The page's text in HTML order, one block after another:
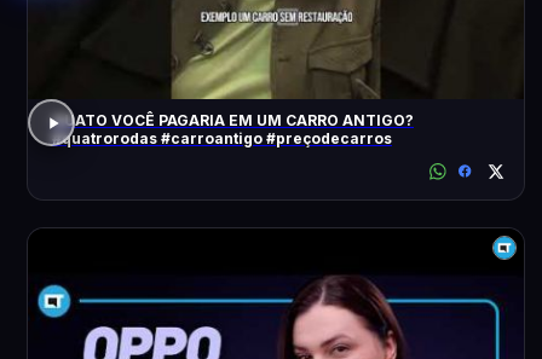
QUATO VOCÊ PAGARIA EM UM CARRO ANTIGO?
#quatrorodas #carroantigo #preçodecarros